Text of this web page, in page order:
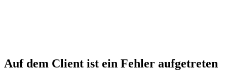
Auf dem Client ist ein Fehler aufgetreten